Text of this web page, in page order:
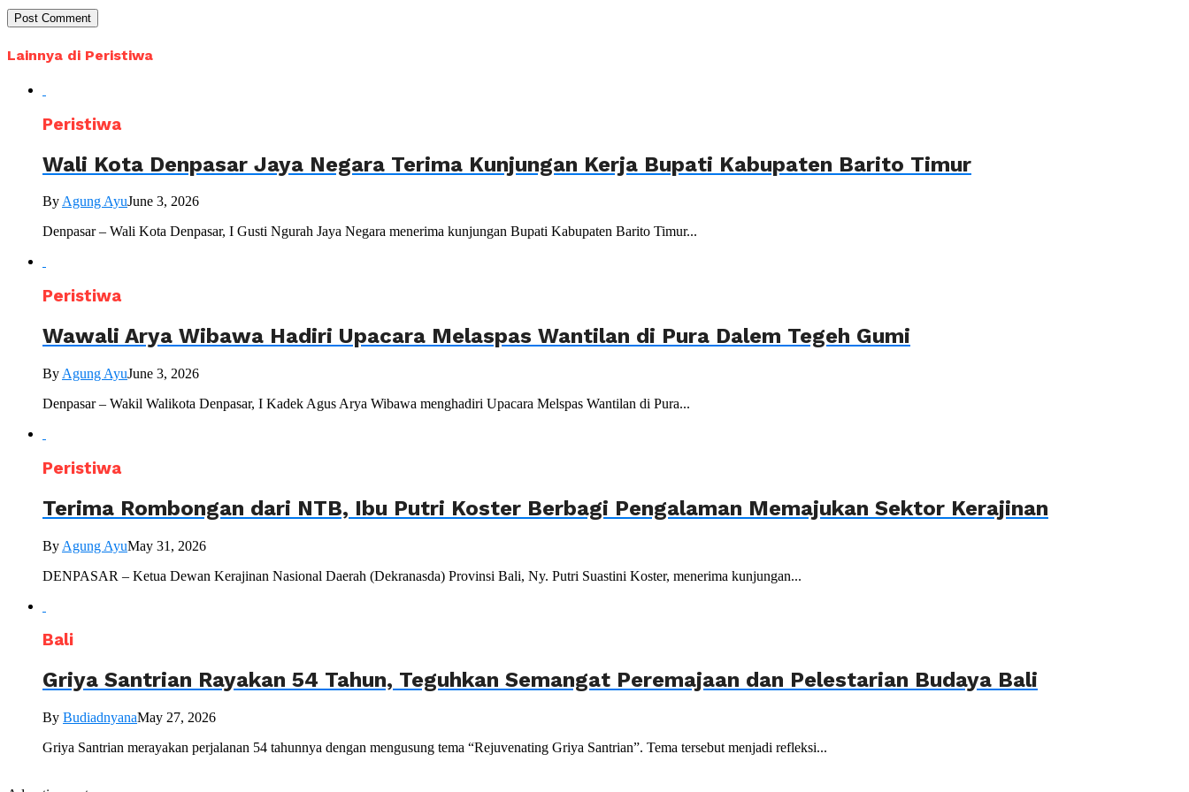
Lainnya di Peristiwa
Peristiwa
Wali Kota Denpasar Jaya Negara Terima Kunjungan Kerja Bupati Kabupaten Barito Timur
ByAgung AyuJune 3, 2026
Denpasar – Wali Kota Denpasar, I Gusti Ngurah Jaya Negara menerima kunjungan Bupati Kabupaten Barito Timur...
Peristiwa
Wawali Arya Wibawa Hadiri Upacara Melaspas Wantilan di Pura Dalem Tegeh Gumi
By Agung AyuJune 3, 2026
Denpasar – Wakil Walikota Denpasar, I Kadek Agus Arya Wibawa menghadiri Upacara Melspas Wantilan di Pura...
Peristiwa
Terima Rombongan dari NTB, Ibu Putri Koster Berbagi Pengalaman Memajukan Sektor Kerajinan
By Agung AyuMay 31, 2026
DENPASAR – Ketua Dewan Kerajinan Nasional Daerah (Dekranasda) Provinsi Bali, Ny. Putri Suastini Koster, menerima kunjungan...
Bali
Griya Santrian Rayakan 54 Tahun, Teguhkan Semangat Peremajaan dan Pelestarian Budaya Bali
By BudiadnyanaMay 27, 2026
Griya Santrian merayakan perjalanan 54 tahunnya dengan mengusung tema “Rejuvenating Griya Santrian”. Tema tersebut menjadi refleksi...